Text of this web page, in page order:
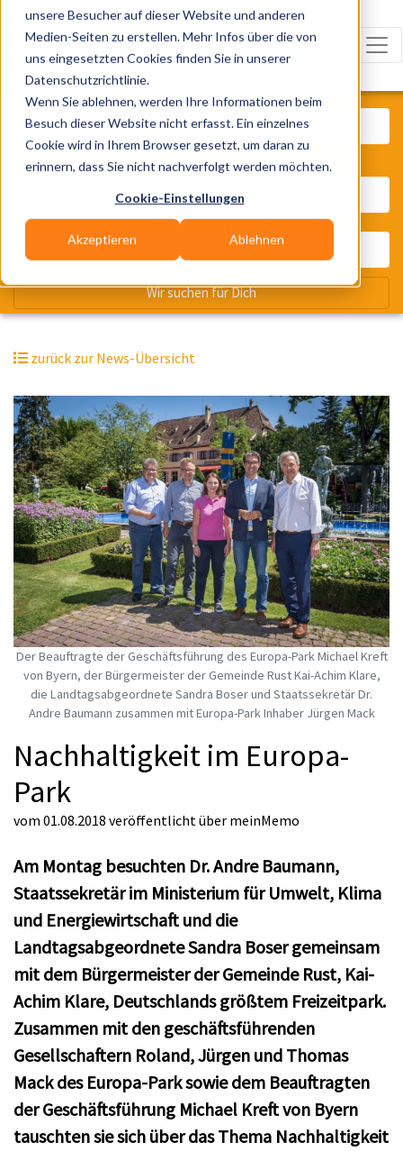
unsere Besucher auf dieser Website und anderen
Medien-Seiten zu erstellen. Mehr Infos über die von
uns eingesetzten Cookies finden Sie in unserer
Datenschutzrichtlinie.
Wenn Sie ablehnen, werden Ihre Informationen beim
Besuch dieser Website nicht erfasst. Ein einzelnes
Cookie wird in Ihrem Browser gesetzt, um daran zu
erinnern, dass Sie nicht nachverfolgt werden möchten.
Cookie-Einstellungen
Akzeptieren Ablehnen
zurück zur News-Übersicht
Der Beauftragte der Geschäftsführung des Europa-Park Michael Kreft
von Byern, der Bürgermeister der Gemeinde Rust Kai-Achim Klare,
die Landtagsabgeordnete Sandra Boser und Staatssekretär Dr.
Andre Baumann zusammen mit Europa-Park Inhaber Jürgen Mack
Nachhaltigkeit im Europa-
Park
vom 01.08.2018 veröffentlicht über meinMemo
Am Montag besuchten Dr. Andre Baumann,
Staatssekretär im Ministerium für Umwelt, Klima
und Energiewirtschaft und die
Landtagsabgeordnete Sandra Boser gemeinsam
mit dem Bürgermeister der Gemeinde Rust, Kai-
Achim Klare, Deutschlands größtem Freizeitpark.
Zusammen mit den geschäftsführenden
Gesellschaftern Roland, Jürgen und Thomas
Mack des Europa-Park sowie dem Beauftragten
der Geschäftsführung Michael Kreft von Byern
tauschten sie sich über das Thema Nachhaltigkeit
Was? Künstler, Zelte, Bands,
Wo? Stadt, PLZ, Ort
Wir suchen für Dich